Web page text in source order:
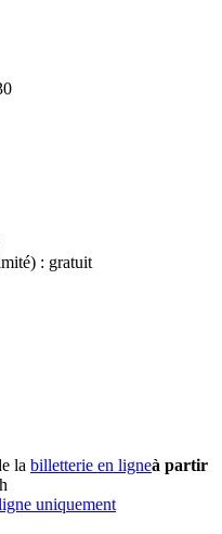
: gratuit
la billetterie en ligneà partir
uniquement